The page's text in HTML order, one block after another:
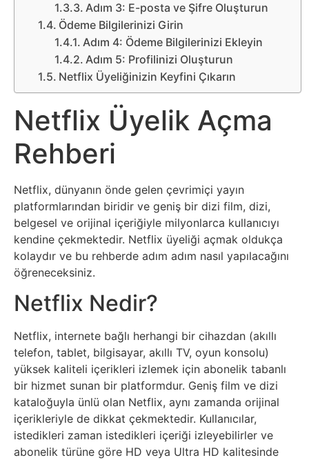
Bilim
Bitcoin
Bitkiler
Çizgi
Film
Diğer
Sosyal
Medyalar
Din
Dokümanlar
Domain
Download
E-
Devlet
Adım 3: E-posta ve Şifre Oluşturun
Ödeme Bilgilerinizi Girin
Adım 4: Ödeme Bilgilerinizi Ekleyin
Adım 5: Profilinizi Oluşturun
Netflix Üyeliğinizin Keyfini Çıkarın
Netflix Üyelik Açma
Rehberi
Netflix, dünyanın önde gelen çevrimiçi yayın
platformlarından biridir ve geniş bir dizi film, dizi,
belgesel ve orijinal içeriğiyle milyonlarca kullanıcıyı
kendine çekmektedir. Netflix üyeliği açmak oldukça
kolaydır ve bu rehberde adım adım nasıl yapılacağını
öğreneceksiniz.
Netflix Nedir?
Netflix, internete bağlı herhangi bir cihazdan (akıllı
telefon, tablet, bilgisayar, akıllı TV, oyun konsolu)
yüksek kaliteli içerikleri izlemek için abonelik tabanlı
bir hizmet sunan bir platformdur. Geniş film ve dizi
kataloğuyla ünlü olan Netflix, aynı zamanda orijinal
içerikleriyle de dikkat çekmektedir. Kullanıcılar,
istedikleri zaman istedikleri içeriği izleyebilirler ve
abonelik türüne göre HD veya Ultra HD kalitesinde